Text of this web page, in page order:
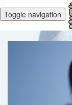
Toggle navigation